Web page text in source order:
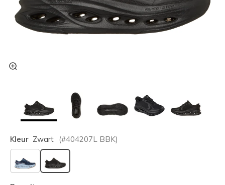
Kleur Zwart (#404207L BBK)
geselecteerd